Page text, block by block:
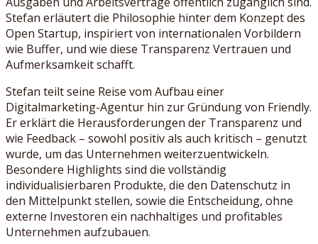
Stefan erläutert die Philosophie hinter dem Konzept des
Open Startup, inspiriert von internationalen Vorbildern
wie Buffer, und wie diese Transparenz Vertrauen und
Aufmerksamkeit schafft.
Stefan teilt seine Reise vom Aufbau einer
Digitalmarketing-Agentur hin zur Gründung von Friendly.
Er erklärt die Herausforderungen der Transparenz und
wie Feedback – sowohl positiv als auch kritisch – genutzt
wurde, um das Unternehmen weiterzuentwickeln.
Besondere Highlights sind die vollständig
individualisierbaren Produkte, die den Datenschutz in
den Mittelpunkt stellen, sowie die Entscheidung, ohne
externe Investoren ein nachhaltiges und profitables
Unternehmen aufzubauen.